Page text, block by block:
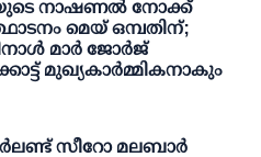
നാഷണൽ നോക്ക്
മെയ് ഒമ്പതിന്;
മാർ ജോർജ്
മുഖ്യകാർമ്മികനാകും
സീറോ മലബാർ